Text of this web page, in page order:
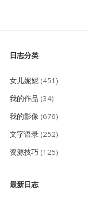
南
迦
巴
峰
（43p）
Sidebar
日志分类
女儿妮妮 (451)
我的作品 (34)
我的影像 (676)
文字语录 (252)
资源技巧 (125)
最新日志